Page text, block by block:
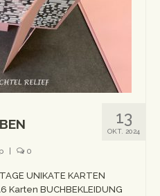
13
OKT. 2024
0
UNIKATE KARTEN
Karten BUCHBEKLEIDUNG